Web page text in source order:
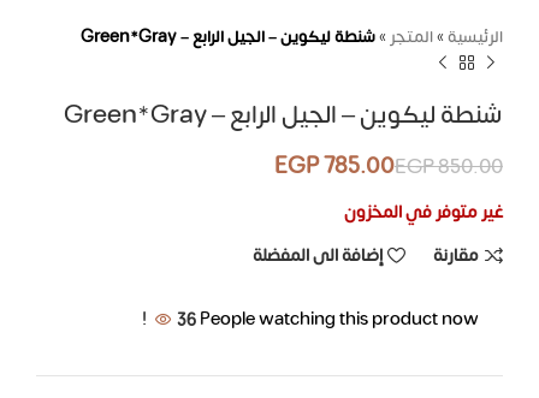
الرئيسية»المتجر »شنطة ليكوين – الجيل الرابع – Green*Gray
شنطة ليكوين – الجيل الرابع – Green*Gray
850.00
EGP
785.00
EGP
غير متوفر في المخزون
مقارنة
إضافة الى المفضلة
36People watching this product now!